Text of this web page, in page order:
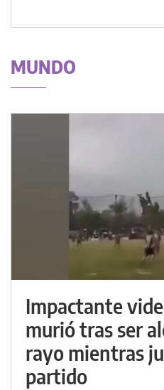
MUNDO
Impactante
murió tras ser
rayo mientras
partido